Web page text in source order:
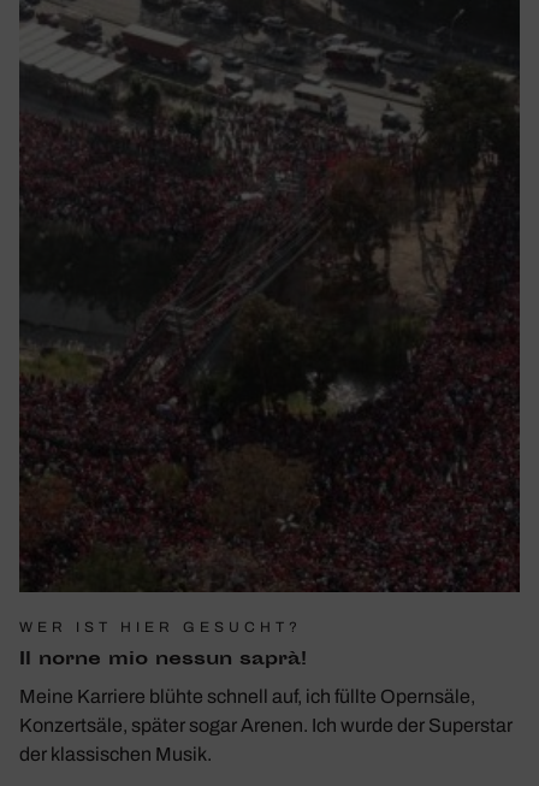
WER IST HIER GESUCHT?
Il norne mio nessun saprà!
Meine Karriere blühte schnell auf, ich füllte Opernsäle,
Konzertsäle, später sogar Arenen. Ich wurde der Superstar
der klassischen Musik.